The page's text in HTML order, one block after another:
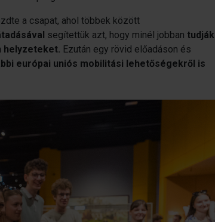
a csapat, ahol többek között
segítettük azt, hogy minél jobban tudják
helyzeteket. Ezután egy rövid előadáson és
európai uniós mobilitási lehetőségekről is